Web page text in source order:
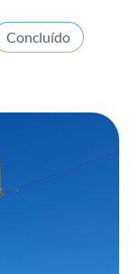
Concluído